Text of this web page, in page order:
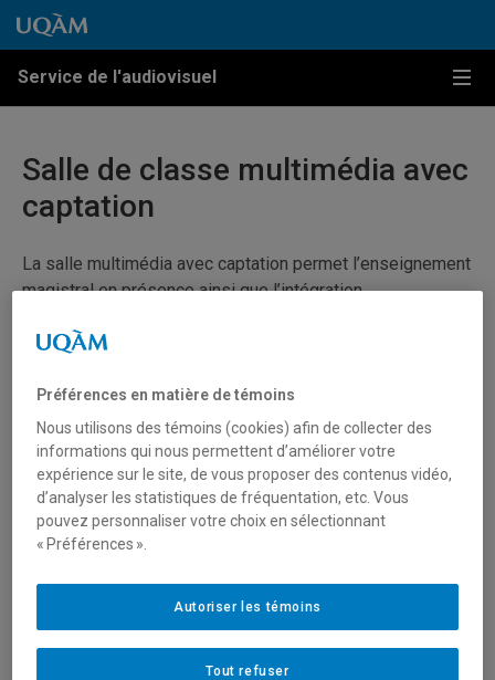
Passer au contenu
Accéder au menu principal
Accéder à la recherche
Passer au contenu
Accéder au menu principal
Service de l'audiovisuel
Salle de classe multimédia avec
captation
La salle multimédia avec captation permet l’enseignement
magistral en présence ainsi que l’intégration
Enseigner.uqam.ca
Préférences en matière de témoins
Nous utilisons des témoins (cookies) afin de collecter des
informations qui nous permettent d’améliorer votre
expérience sur le site, de vous proposer des contenus vidéo,
d’analyser les statistiques de fréquentation, etc. Vous
pouvez personnaliser votre choix en sélectionnant
« Préférences ».
Tout refuser
Autoriser les témoins